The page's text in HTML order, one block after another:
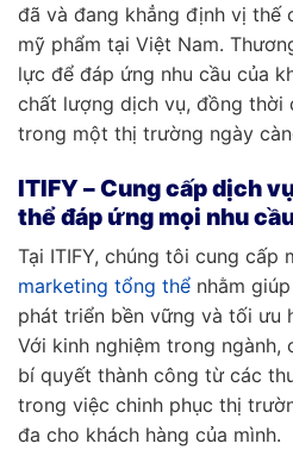
đã và đang khẳng định vị thế
mỹ phẩm tại Việt Nam.
lực để đáp ứng nhu cầu của
chất lượng dịch vụ, đồng thời
trong một thị trường ngày
ITIFY – Cung cấp dịch
thể đáp ứng mọi nhu
Tại ITIFY, chúng tôi cung cấp
marketing tổng thể nhằm
phát triển bền vững và tối ưu
Với kinh nghiệm trong ngành,
bí quyết thành công từ các
trong việc chinh phục thị
đa cho khách hàng của mình.